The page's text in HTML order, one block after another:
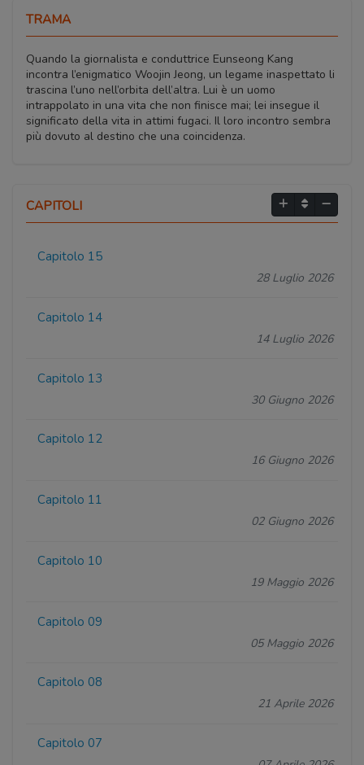
TRAMA
Quando la giornalista e conduttrice Eunseong Kang
incontra l’enigmatico Woojin Jeong, un legame inaspettato li
trascina l’uno nell’orbita dell’altra. Lui è un uomo
intrappolato in una vita che non finisce mai; lei insegue il
significato della vita in attimi fugaci. Il loro incontro sembra
più dovuto al destino che una coincidenza.
CAPITOLI
Capitolo 15
28 Luglio 2026
Capitolo 14
14 Luglio 2026
Capitolo 13
30 Giugno 2026
Capitolo 12
16 Giugno 2026
Capitolo 11
02 Giugno 2026
Capitolo 10
19 Maggio 2026
Capitolo 09
05 Maggio 2026
Capitolo 08
21 Aprile 2026
Capitolo 07